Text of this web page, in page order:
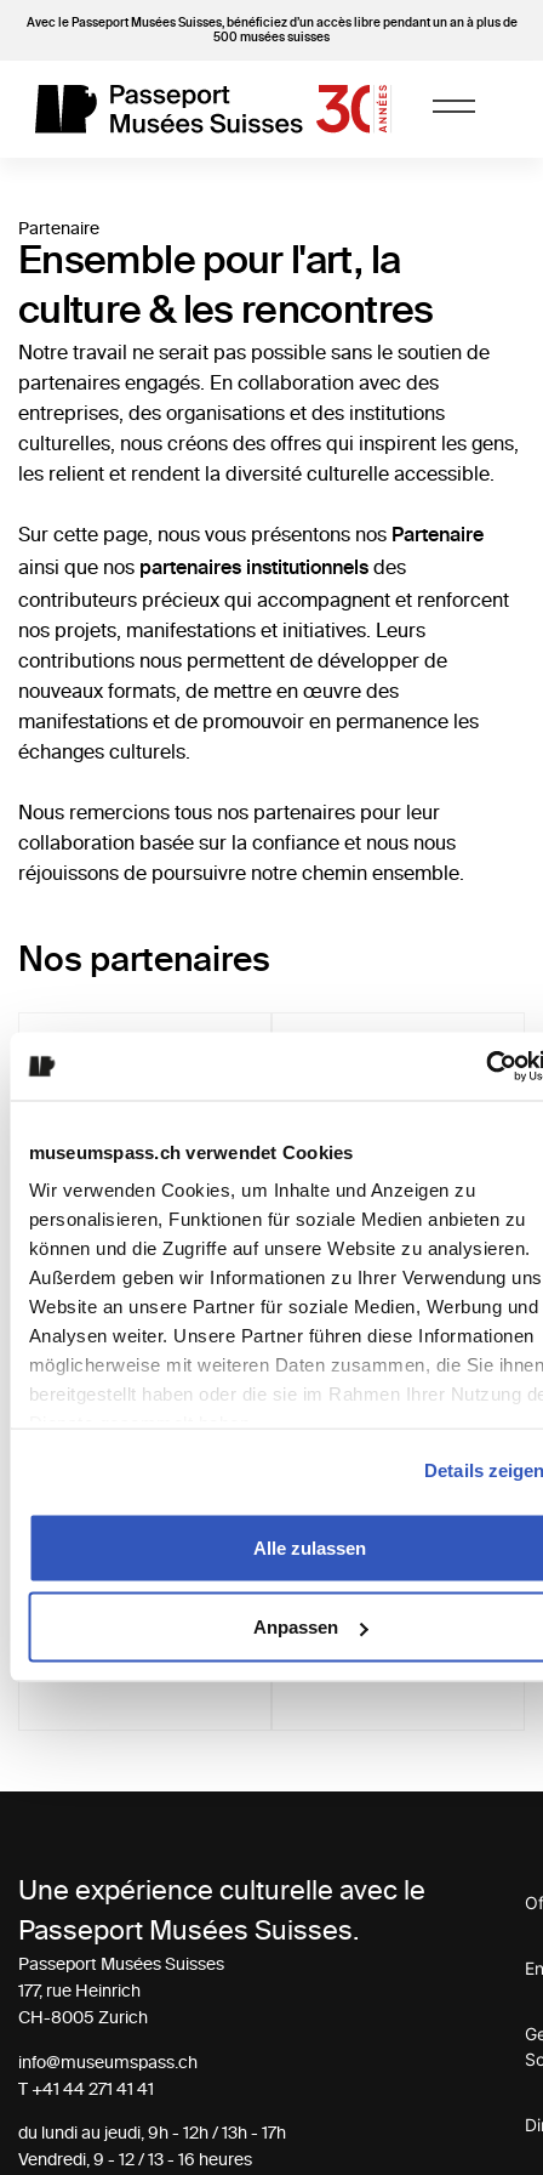
museumspass.ch verwendet Cookies
Wir verwenden Cookies, um Inhalte und Anzeigen zu
personalisieren, Funktionen für soziale Medien anbieten zu
können und die Zugriffe auf unsere Website zu analysieren.
Außerdem geben wir Informationen zu Ihrer Verwendung
Website an unsere Partner für soziale Medien, Werbung und
Analysen weiter. Unsere Partner führen diese Informationen
möglicherweise mit weiteren Daten zusammen, die Sie ihnen
bereitgestellt haben oder die sie im Rahmen Ihrer Nutzung
Details
Alle zulassen
Anpassen
Avec le Passeport Musées Suisses, bénéficiez d’un accès libre pendant un an à plus de
500 musées suisses
Partenaire
Ensemble pour l'art, la
culture & les rencontres
Notre travail ne serait pas possible sans le soutien de
partenaires engagés. En collaboration avec des
entreprises, des organisations et des institutions
culturelles, nous créons des offres qui inspirent les gens,
les relient et rendent la diversité culturelle accessible.
Sur cette page, nous vous présentons nos Partenaire
ainsi que nos partenaires institutionnels des
contributeurs précieux qui accompagnent et renforcent
nos projets, manifestations et initiatives. Leurs
contributions nous permettent de développer de
nouveaux formats, de mettre en œuvre des
manifestations et de promouvoir en permanence les
échanges culturels.
Nous remercions tous nos partenaires pour leur
collaboration basée sur la confiance et nous nous
réjouissons de poursuivre notre chemin ensemble.
Nos partenaires
Partenaires institutionnels
Une expérience culturelle avec le
Passeport Musées Suisses.
Passeport Musées Suisses
177, rue Heinrich
CH-8005 Zurich
info@museumspass.ch
T +41 44 271 41 41
du lundi au jeudi, 9h - 12h / 13h - 17h
Vendredi, 9 - 12 / 13 - 16 heures